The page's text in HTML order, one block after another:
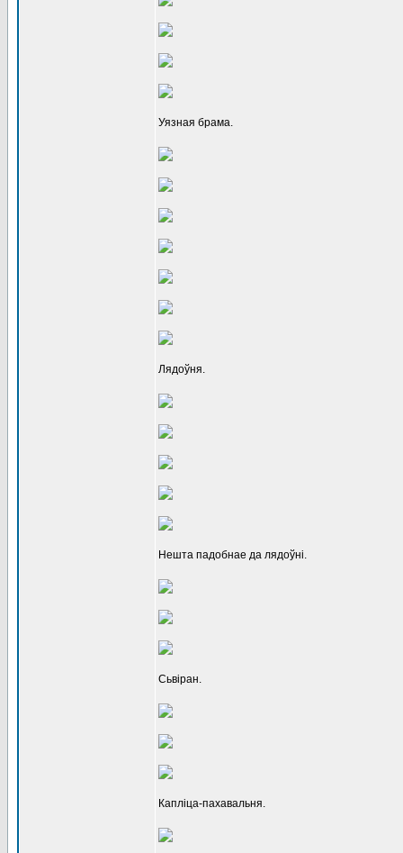
Уязная брама.
Лядоўня.
Нешта падобнае да лядоўні.
Сьвіран.
Капліца-пахавальня.